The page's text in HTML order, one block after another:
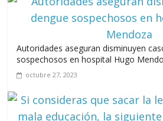
junio 15, 2026
A 67 años de la
Maimón y Estero
Autoridades aseguran disminuyen
sospechosos en hospital Hugo
octubre 27, 2023